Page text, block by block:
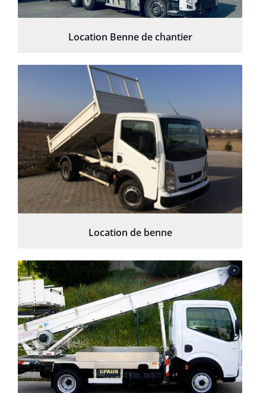
Location Benne de chantier
Location de benne